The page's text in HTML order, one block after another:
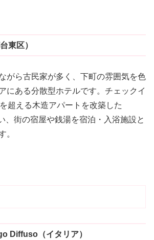
東区）
がら古民家が多く、下町の雰囲気を色
にある分散型ホテルです。チェックイ
超える木造アパートを改築した
、街の宿屋や銭湯を宿泊・入浴施設と
。
Diffuso（イタリア）